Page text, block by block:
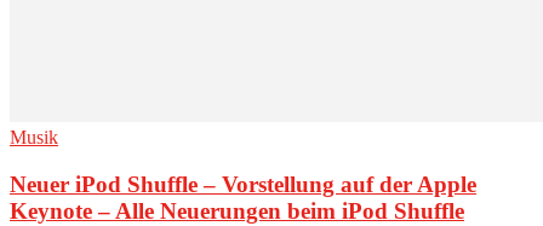
Musik
Neuer iPod Shuffle – Vorstellung auf der Apple
Keynote – Alle Neuerungen beim iPod Shuffle